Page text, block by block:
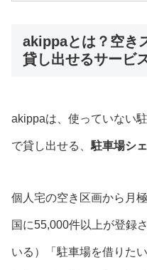
akippaとは？空き
貸し出せるサービ
akippaは、使っていない
で貸し出せる、 駐車場シ
個人宅の空き区画から月
国に55,000件以上が登録
いる）「駐車場を借りた